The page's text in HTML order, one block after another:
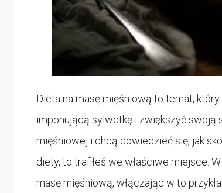
Dieta na masę mięśniową to temat,
imponującą sylwetkę i zwiększyć swoją
mięśniowej i chcą dowiedzieć się, jak
diety, to trafiłeś we właściwe miejsce.
masę mięśniową, włączając w to